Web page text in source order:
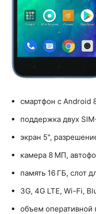
смартфон с Android
поддержка двух
экран 5",
камера 8 МП,
память 16 ГБ, слот
3G, 4G LTE, Wi-Fi,
объем оперативной